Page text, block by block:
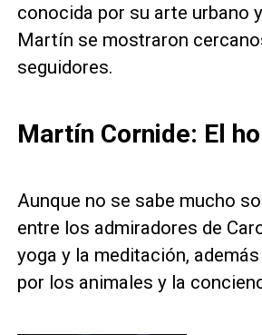
conocida por su arte urbano
Martín se mostraron
seguidores.
Martín Cornide: El
Aunque no se sabe mucho
entre los admiradores de
yoga y la meditación,
por los animales y la